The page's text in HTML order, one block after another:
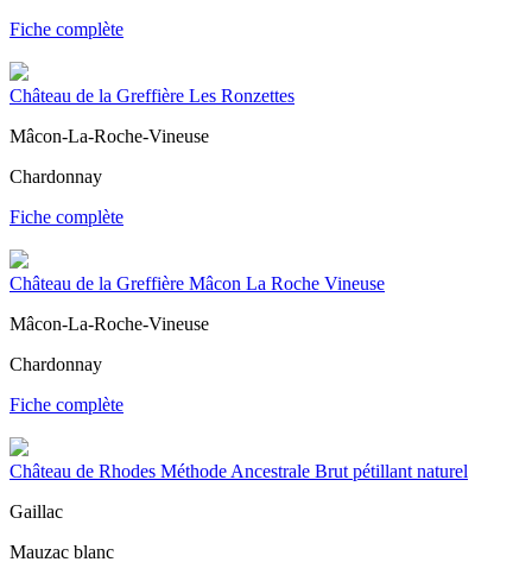
Fiche complète
Château de la Greffière Les Ronzettes
Mâcon-La-Roche-Vineuse
Chardonnay
Fiche complète
Château de la Greffière Mâcon La Roche Vineuse
Mâcon-La-Roche-Vineuse
Chardonnay
Fiche complète
Château de Rhodes Méthode Ancestrale Brut pétillant naturel
Gaillac
Mauzac blanc